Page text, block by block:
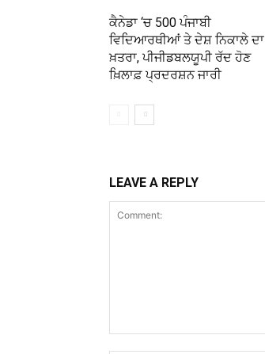
ਕੈਨੇਡਾ ‘ਚ 500 ਪੰਜਾਬੀ
ਵਿਦਿਆਰਥੀਆਂ ਤੇ ਦੇਸ਼ ਨਿਕਾਲੇ ਦਾ
ਖ਼ਤਰਾ, ਪੀਜੀਡਬਲਯੂਪੀ ਰੱਦ ਹੋਣ
ਖ਼ਿਲਾਫ਼ ਪ੍ਰਦਰਸ਼ਨ ਜਾਰੀ
LEAVE A REPLY